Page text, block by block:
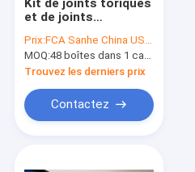
Kit de joints toriques
et de joints
résistants à l'huile,
aux produits
chimiques et aux
hautes températures
pour excavatrices
Prix:FCA Sanhe China USD3.50/box
MOQ:48 boîtes dans 1 carton
Trouvez les derniers prix
Contactez